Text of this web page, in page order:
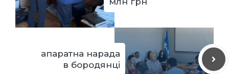
апаратна нарада
в бородянці